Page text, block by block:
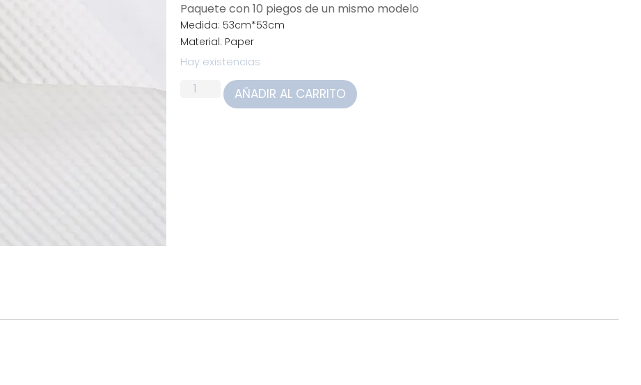
Paquete con 10 piegos de un mismo modelo
Medida: 53cm*53cm
Material: Paper
Hay existencias
AÑADIR AL CARRITO